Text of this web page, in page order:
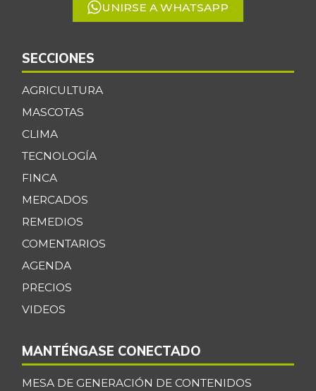
UNIRSE A WHATSAPP
SECCIONES
AGRICULTURA
MASCOTAS
CLIMA
TECNOLOGÍA
FINCA
MERCADOS
REMEDIOS
COMENTARIOS
AGENDA
PRECIOS
VIDEOS
MANTÉNGASE CONECTADO
MESA DE GENERACIÓN DE CONTENIDOS